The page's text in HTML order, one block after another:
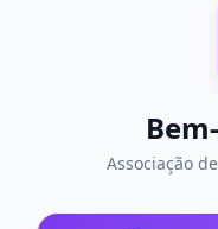
Associação